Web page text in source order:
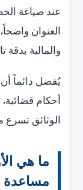
عند صياغة
العنوان
والمالية بدقة
يُفضل دائماً أن
أحكام
الوثائق
ما هي
مساعدة